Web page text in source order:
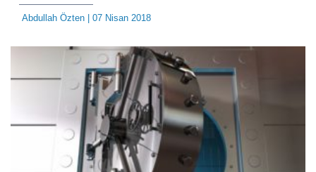
Abdullah Özten | 07 Nisan 2018